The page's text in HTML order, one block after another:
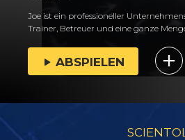
Joe ist ein professioneller
Trainer, Betreuer und eine ganze
ABSPIELEN